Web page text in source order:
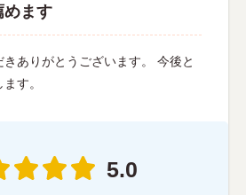
めます
ありがとうございます。 今後と
す。
5.0